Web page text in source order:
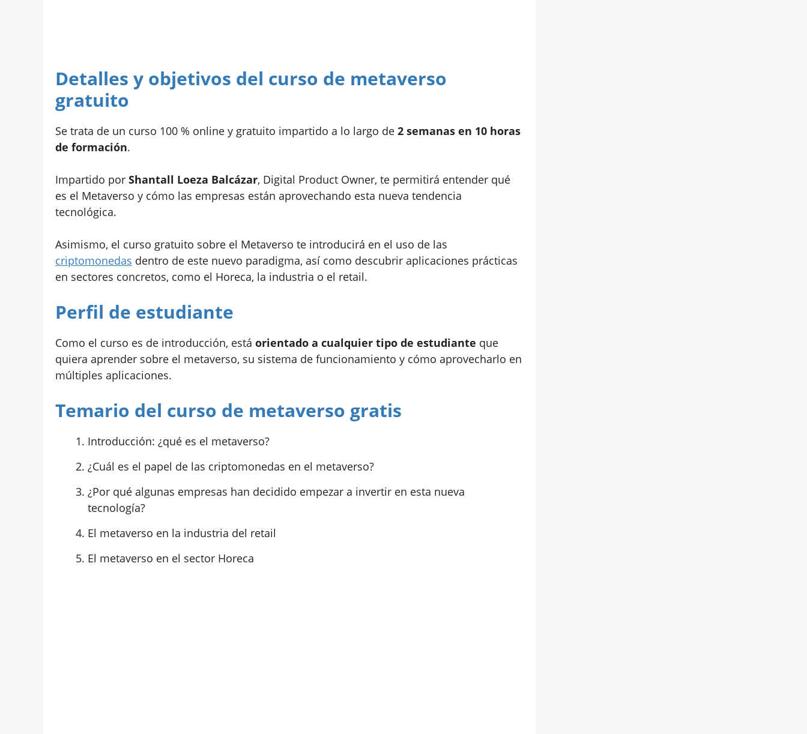
Detalles y objetivos del curso de metaverso
gratuito
Se trata de un curso 100 % online y gratuito impartido a lo largo de 2 semanas en 10 horas
de formación.
Impartido por Shantall Loeza Balcázar, Digital Product Owner, te permitirá entender qué
es el Metaverso y cómo las empresas están aprovechando esta nueva tendencia
tecnológica.
Asimismo, el curso gratuito sobre el Metaverso te introducirá en el uso de las
criptomonedas dentro de este nuevo paradigma, así como descubrir aplicaciones prácticas
en sectores concretos, como el Horeca, la industria o el retail.
Perfil de estudiante
Como el curso es de introducción, está orientado a cualquier tipo de estudiante que
quiera aprender sobre el metaverso, su sistema de funcionamiento y cómo aprovecharlo en
múltiples aplicaciones.
Temario del curso de metaverso gratis
Introducción: ¿qué es el metaverso?
¿Cuál es el papel de las criptomonedas en el metaverso?
¿Por qué algunas empresas han decidido empezar a invertir en esta nueva
tecnología?
El metaverso en la industria del retail
El metaverso en el sector Horeca